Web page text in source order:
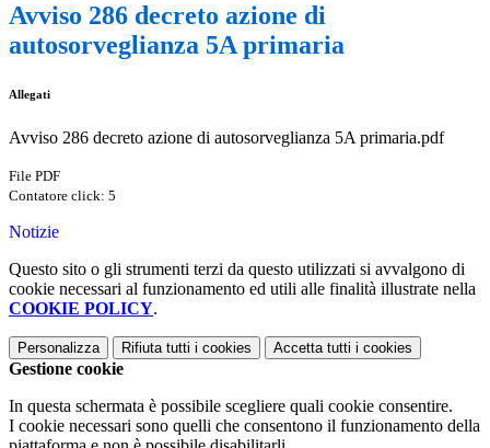
Avviso 286 decreto azione di
autosorveglianza 5A primaria
Allegati
Avviso 286 decreto azione di autosorveglianza 5A primaria.pdf
File PDF
Contatore click: 5
Notizie
Questo sito o gli strumenti terzi da questo utilizzati si avvalgono di
cookie necessari al funzionamento ed utili alle finalità illustrate nella
COOKIE POLICY.
Personalizza Rifiuta tutti i cookies Accetta tutti i cookies
Gestione cookie
In questa schermata è possibile scegliere quali cookie consentire.
I cookie necessari sono quelli che consentono il funzionamento della